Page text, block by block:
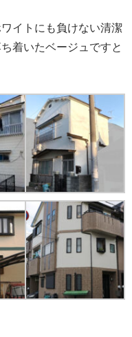
イトにも負けない清潔
着いたベージュですと